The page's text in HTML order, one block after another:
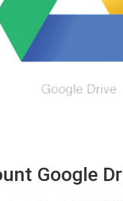
Google